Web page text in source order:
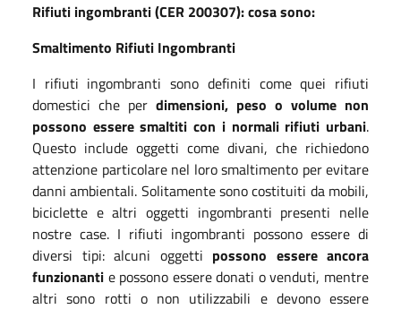
Rifiuti ingombranti (CER 200307): cosa sono:
Smaltimento Rifiuti Ingombranti
I rifiuti ingombranti sono definiti come quei rifiuti
domestici che per dimensioni, peso o volume non
possono essere smaltiti con i normali rifiuti urbani.
Questo include oggetti come divani, che richiedono
attenzione particolare nel loro smaltimento per evitare
danni ambientali. Solitamente sono costituiti da mobili,
biciclette e altri oggetti ingombranti presenti nelle
nostre case. I rifiuti ingombranti possono essere di
diversi tipi: alcuni oggetti possono essere ancora
funzionanti e possono essere donati o venduti, mentre
altri sono rotti o non utilizzabili e devono essere